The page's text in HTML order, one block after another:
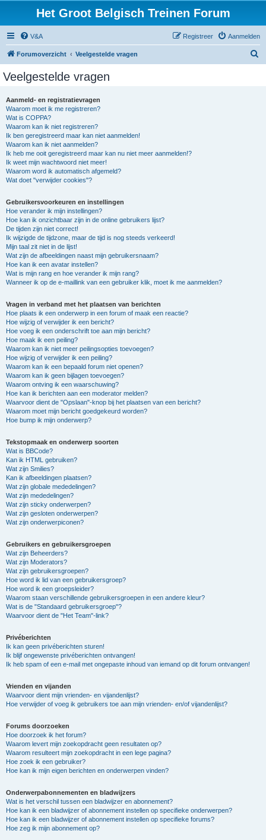
Het Groot Belgisch Treinen Forum
V&A Aanmelden
Registreer
Forumoverzicht Veelgestelde vragen
Veelgestelde vragen
Aanmeld- en registratievragen
Waarom moet ik me registreren?
Wat is COPPA?
Waarom kan ik niet registreren?
Ik ben geregistreerd maar kan niet aanmelden!
Waarom kan ik niet aanmelden?
Ik heb me ooit geregistreerd maar kan nu niet meer aanmelden!?
Ik weet mijn wachtwoord niet meer!
Waarom word ik automatisch afgemeld?
Wat doet "verwijder cookies"?
Gebruikersvoorkeuren en instellingen
Hoe verander ik mijn instellingen?
Hoe kan ik onzichtbaar zijn in de online gebruikers lijst?
De tijden zijn niet correct!
Ik wijzigde de tijdzone, maar de tijd is nog steeds verkeerd!
Mijn taal zit niet in de lijst!
Wat zijn de afbeeldingen naast mijn gebruikersnaam?
Hoe kan ik een avatar instellen?
Wat is mijn rang en hoe verander ik mijn rang?
Wanneer ik op de e-maillink van een gebruiker klik, moet ik me aanmelden?
Vragen in verband met het plaatsen van berichten
Hoe plaats ik een onderwerp in een forum of maak een reactie?
Hoe wijzig of verwijder ik een bericht?
Hoe voeg ik een onderschrift toe aan mijn bericht?
Hoe maak ik een peiling?
Waarom kan ik niet meer peilingsopties toevoegen?
Hoe wijzig of verwijder ik een peiling?
Waarom kan ik een bepaald forum niet openen?
Waarom kan ik geen bijlagen toevoegen?
Waarom ontving ik een waarschuwing?
Hoe kan ik berichten aan een moderator melden?
Waarvoor dient de "Opslaan"-knop bij het plaatsen van een bericht?
Waarom moet mijn bericht goedgekeurd worden?
Hoe bump ik mijn onderwerp?
Tekstopmaak en onderwerp soorten
Wat is BBCode?
Kan ik HTML gebruiken?
Wat zijn Smilies?
Kan ik afbeeldingen plaatsen?
Wat zijn globale mededelingen?
Wat zijn mededelingen?
Wat zijn sticky onderwerpen?
Wat zijn gesloten onderwerpen?
Wat zijn onderwerpiconen?
Gebruikers en gebruikersgroepen
Wat zijn Beheerders?
Wat zijn Moderators?
Wat zijn gebruikersgroepen?
Hoe word ik lid van een gebruikersgroep?
Hoe word ik een groepsleider?
Waarom staan verschillende gebruikersgroepen in een andere kleur?
Wat is de "Standaard gebruikersgroep"?
Waarvoor dient de "Het Team"-link?
Privéberichten
Ik kan geen privéberichten sturen!
Ik blijf ongewenste privéberichten ontvangen!
Ik heb spam of een e-mail met ongepaste inhoud van iemand op dit forum ontvangen!
Vrienden en vijanden
Waarvoor dient mijn vrienden- en vijandenlijst?
Hoe verwijder of voeg ik gebruikers toe aan mijn vrienden- en/of vijandenlijst?
Forums doorzoeken
Hoe doorzoek ik het forum?
Waarom levert mijn zoekopdracht geen resultaten op?
Waarom resulteert mijn zoekopdracht in een lege pagina?
Hoe zoek ik een gebruiker?
Hoe kan ik mijn eigen berichten en onderwerpen vinden?
Onderwerpabonnementen en bladwijzers
Wat is het verschil tussen een bladwijzer en abonnement?
Hoe kan ik een bladwijzer of abonnement instellen op specifieke onderwerpen?
Hoe kan ik een bladwijzer of abonnement instellen op specifieke forums?
Hoe zeg ik mijn abonnement op?